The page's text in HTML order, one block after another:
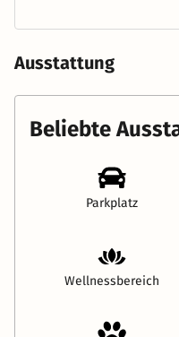
Ausstattung
Beliebte
Parkplatz
Wellnessbereich